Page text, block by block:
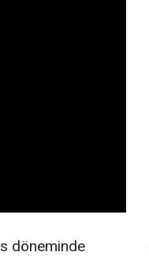
döneminde